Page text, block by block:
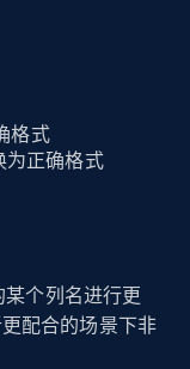
格式
为正确格式
个列名进行更
配合的场景下非